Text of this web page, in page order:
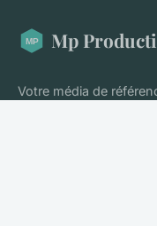
Mp
Votre média de